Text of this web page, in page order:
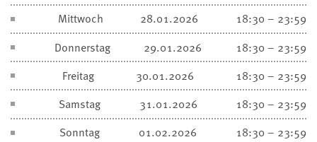
Mittwoch
28.01.2026
18:30 – 23:59
Donnerstag
29.01.2026
18:30 – 23:59
Freitag
30.01.2026
18:30 – 23:59
Samstag
31.01.2026
18:30 – 23:59
Sonntag
01.02.2026
18:30 – 23:59